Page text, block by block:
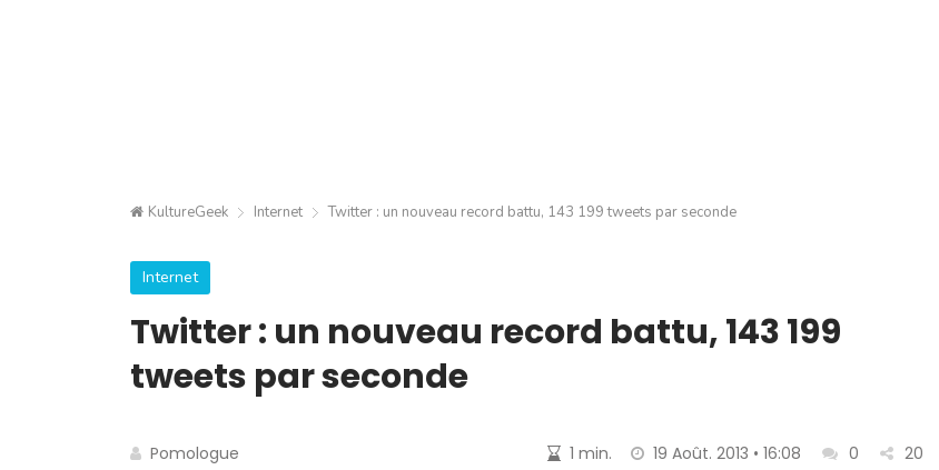
KultureGeek Internet Twitter : un nouveau record battu, 143 199 tweets par seconde
Internet
Twitter : un nouveau record battu, 143 199
tweets par seconde
Pomologue 1 min. 19 Août. 2013 • 16:08 0 20